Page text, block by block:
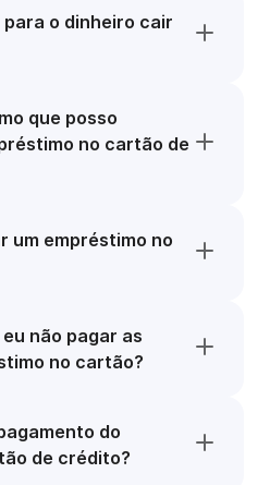
o dinheiro cair
que posso
no cartão de
um empréstimo no
não pagar as
no cartão?
do
de crédito?